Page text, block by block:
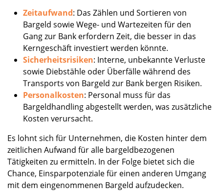
Zeitaufwand: Das Zählen und Sortieren von
Bargeld sowie Wege- und Wartezeiten für den
Gang zur Bank erfordern Zeit, die besser in das
Kerngeschäft investiert werden könnte.
Sicherheitsrisiken: Interne, unbekannte Verluste
sowie Diebstähle oder Überfälle während des
Transports von Bargeld zur Bank bergen Risiken.
Personalkosten: Personal muss für das
Bargeldhandling abgestellt werden, was zusätzliche
Kosten verursacht.
Es lohnt sich für Unternehmen, die Kosten hinter dem
zeitlichen Aufwand für alle bargeldbezogenen
Tätigkeiten zu ermitteln. In der Folge bietet sich die
Chance, Einsparpotenziale für einen anderen Umgang
mit dem eingenommenen Bargeld aufzudecken.